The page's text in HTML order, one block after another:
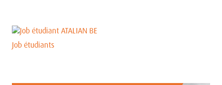
Job étudiants